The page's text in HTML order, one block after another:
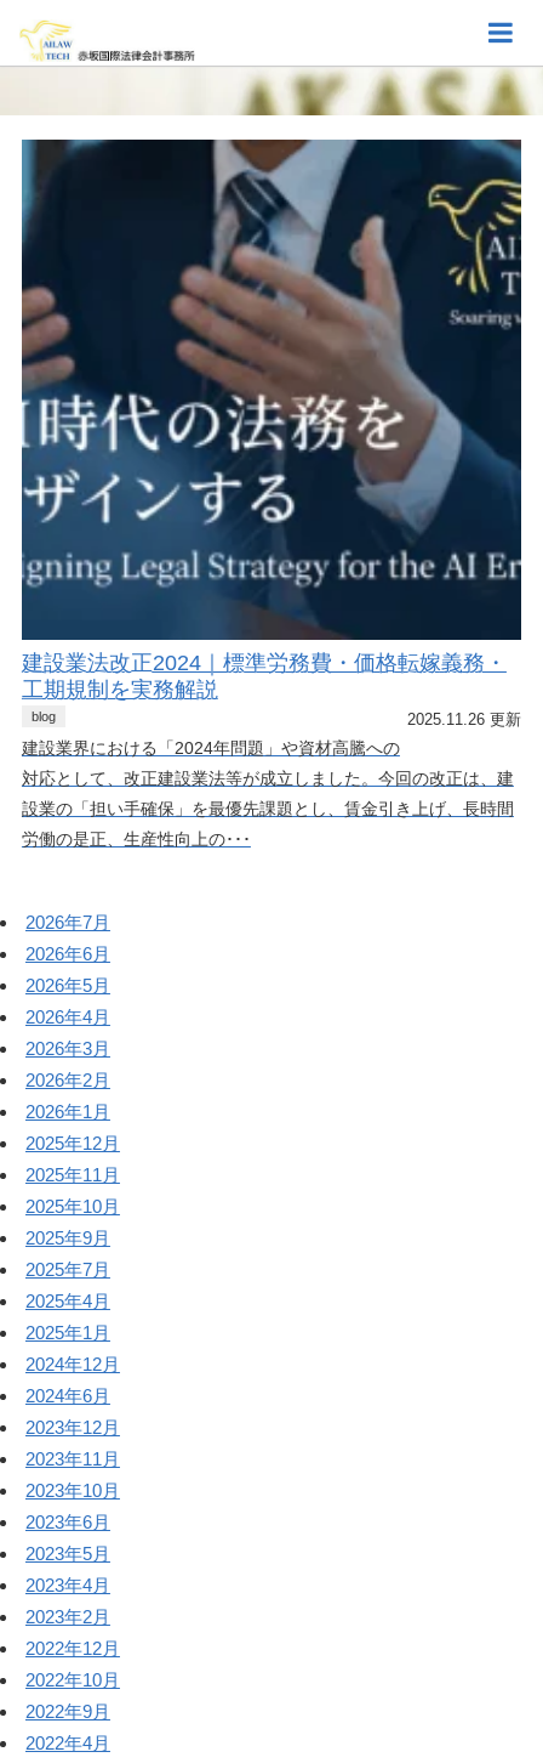
建設業法改正2024｜標準労務費・価格転嫁義務・
工期規制を実務解説
blog 2025.11.26 更新
建設業界における「2024年問題」や資材高騰への
対応として、改正建設業法等が成立しました。今回の改正は、建
設業の「担い手確保」を最優先課題とし、賃金引き上げ、長時間
労働の是正、生産性向上の･･･
2026年7月
2026年6月
2026年5月
2026年4月
2026年3月
2026年2月
2026年1月
2025年12月
2025年11月
2025年10月
2025年9月
2025年7月
2025年4月
2025年1月
2024年12月
2024年6月
2023年12月
2023年11月
2023年10月
2023年6月
2023年5月
2023年4月
2023年2月
2022年12月
2022年10月
2022年9月
2022年4月